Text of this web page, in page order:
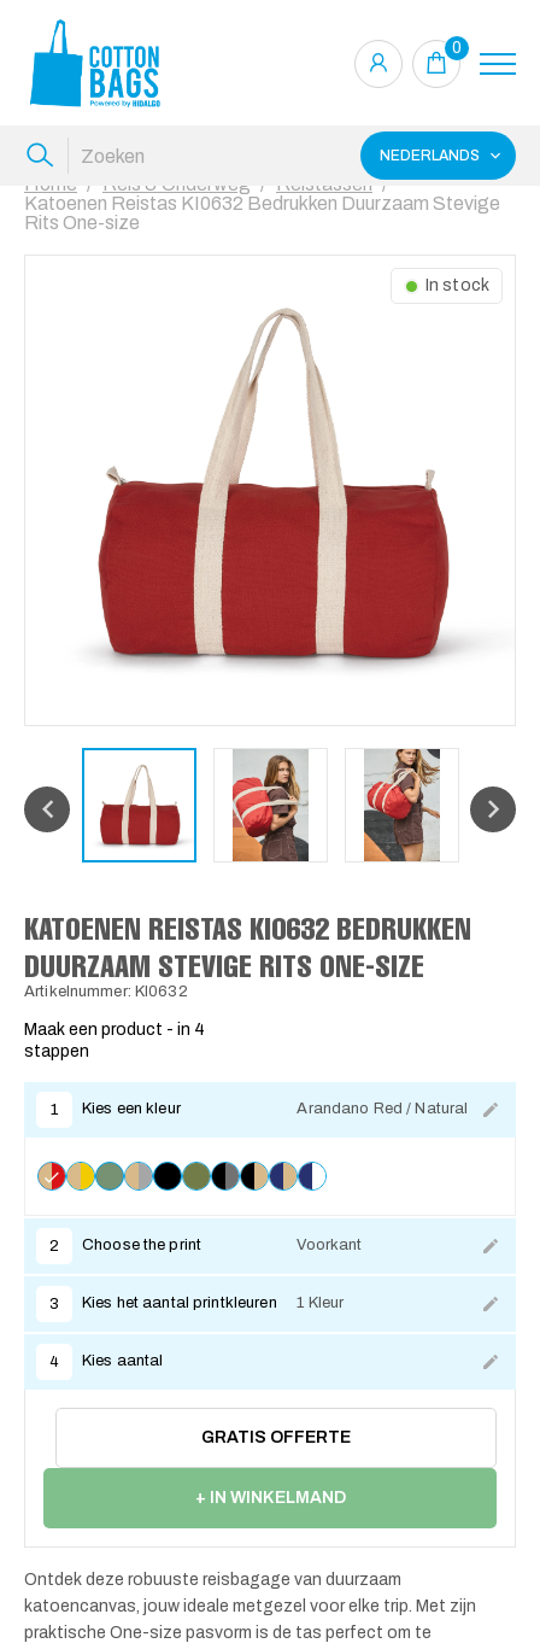
0
NEDERLANDS
Home Reis & Onderweg
Reistassen
Katoenen Reistas KI0632 Bedrukken Duurzaam Stevige
Rits One-size
In stock
KATOENEN REISTAS KI0632 BEDRUKKEN
DUURZAAM STEVIGE RITS ONE-SIZE
Artikelnummer: KI0632
Maak een product - in 4
stappen
1 Kies een kleur Arandano Red / Natural
2 Choose the print Voorkant
3 Kies het aantal printkleuren 1 Kleur
4 Kies aantal
GRATIS OFFERTE
+ IN WINKELMAND
Ontdek deze robuuste reisbagage van duurzaam
katoencanvas, jouw ideale metgezel voor elke trip. Met zijn
praktische One-size pasvorm is de tas perfect om te